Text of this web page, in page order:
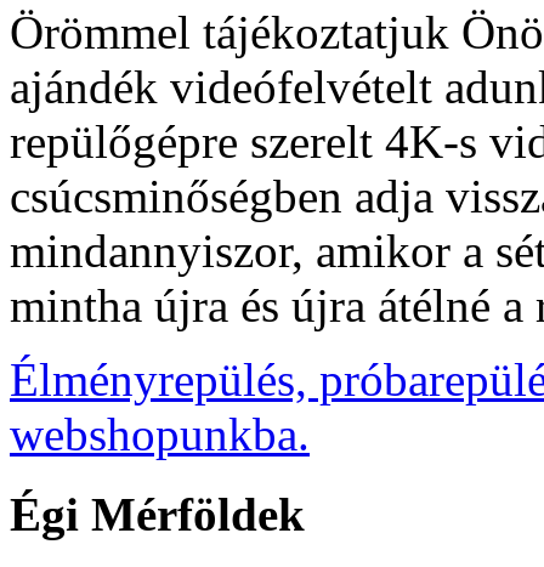
Örömmel tájékoztatjuk
ajándék videófelvételt
repülőgépre szerelt 4K-s
csúcsminőségben adja
mindannyiszor, amikor a
mintha újra és újra átélné a
Élményrepülés,
webshopunkba.
Égi Mérföldek